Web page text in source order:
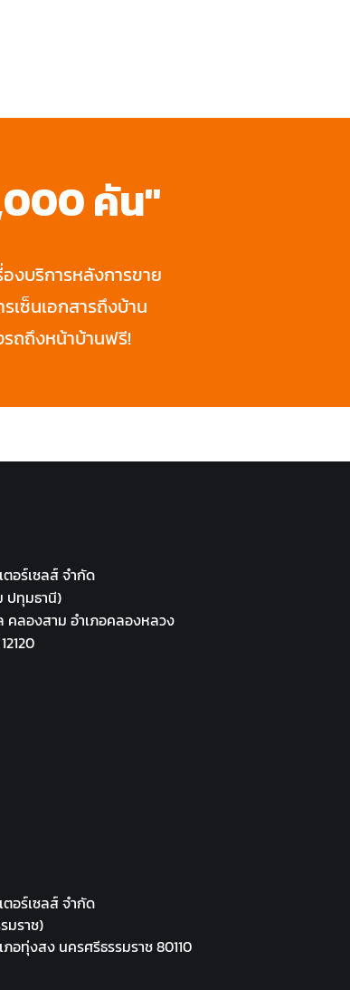
คัน"
องบริการหลังการขาย
เซ็นเอกสารถึงบ้าน
ถถึงหน้าบ้านฟรี!
อร์เซลส์ จำกัด
ปทุมธานี)
คลองสาม อำเภอคลองหลวง
อร์เซลส์ จำกัด
มราช)
ภอทุ่งสง นครศรีธรรมราช 80110